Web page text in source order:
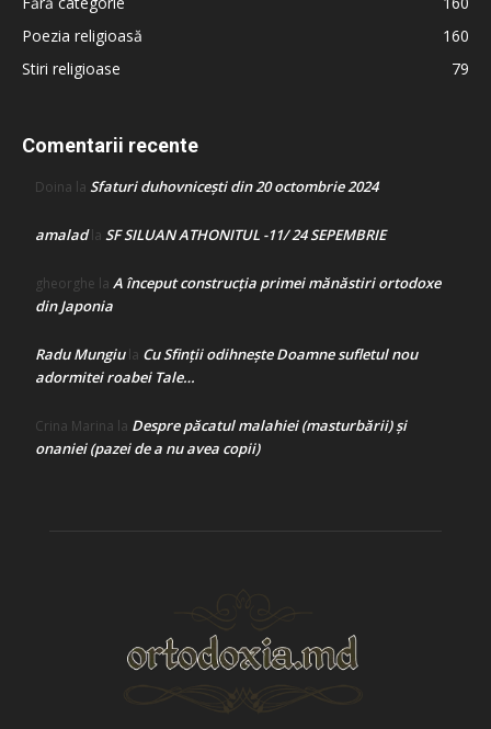
Poezia religioasă
160
Stiri religioase
79
Comentarii recente
Doina la Sfaturi duhovnicești din 20 octombrie 2024
amaladla SF SILUAN ATHONITUL -11/ 24 SEPEMBRIE
gheorghe la A început construcţia primei mănăstiri ortodoxe
din Japonia
Radu Mungiula Cu Sfinții odihnește Doamne sufletul nou
adormitei roabei Tale…
Crina Marina la Despre păcatul malahiei (masturbării) şi
onaniei (pazei de a nu avea copii)